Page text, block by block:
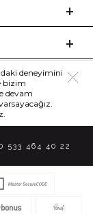
deneyimini
bizim
devam
533 464 40 22